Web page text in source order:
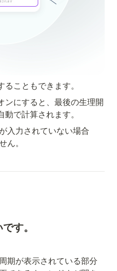
こともできます。
ンにすると、最後の生理開
で計算されます。
入力されていない場合
ん。
す。
期が表示されている部分